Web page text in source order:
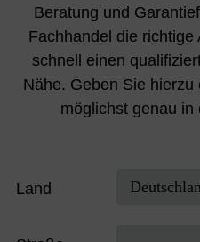
Beratung und
Fachhandel die
schnell einen
Nähe. Geben Sie
möglichst genau in
Land